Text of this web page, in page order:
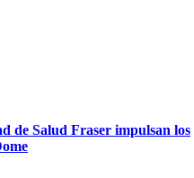
de Salud Fraser impulsan los